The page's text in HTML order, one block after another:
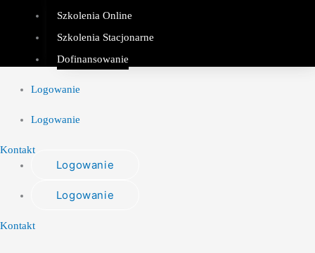
Szkolenia Online
Szkolenia Stacjonarne
Dofinansowanie
Logowanie
Logowanie
Kontakt
Logowanie
Logowanie
Kontakt